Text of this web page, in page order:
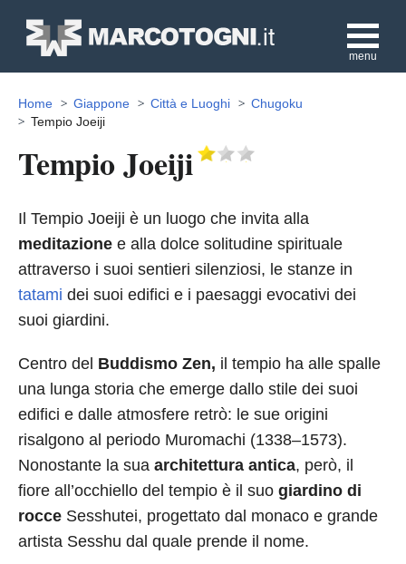
menu
Home Giappone Città e Luoghi
Chugoku
Tempio Joeiji
Tempio Joeiji
Il Tempio Joeiji è un luogo che invita alla
meditazione e alla dolce solitudine spirituale
attraverso i suoi sentieri silenziosi, le stanze in
tatami dei suoi edifici e i paesaggi evocativi dei
suoi giardini.
Centro del Buddismo Zen, il tempio ha alle spalle
una lunga storia che emerge dallo stile dei suoi
edifici e dalle atmosfere retrò: le sue origini
risalgono al periodo Muromachi (1338–1573).
Nonostante la sua architettura antica, però, il
fiore all’occhiello del tempio è il suo giardino di
rocce Sesshutei, progettato dal monaco e grande
artista Sesshu dal quale prende il nome.